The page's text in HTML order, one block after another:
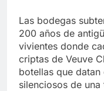
Las bodegas
200 años de
vivientes donde
criptas de Veuve
botellas que
silenciosos de